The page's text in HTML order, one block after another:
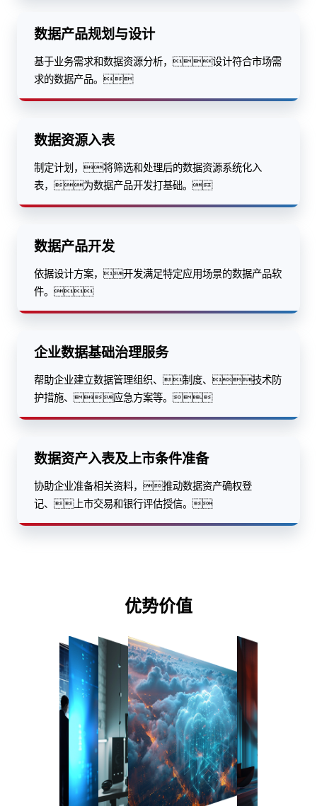
数据产品规划与设计
基于业务需求和数据资源分析，设计符合市场需
求的数据产品。
数据资源入表
制定计划，将筛选和处理后的数据资源系统化入
表，为数据产品开发打基础。
数据产品开发
依据设计方案，开发满足特定应用场景的数据产品软
件。
企业数据基础治理服务
帮助企业建立数据管理组织、制度、技术防
护措施、应急方案等。
数据资产入表及上市条件准备
协助企业准备相关资料，推动数据资产确权登
记、上市交易和银行评估授信。
优势价值